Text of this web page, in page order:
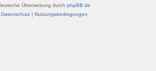
Übersetzung durch phpBB.de
Datenschutz| Nutzungsbedingungen